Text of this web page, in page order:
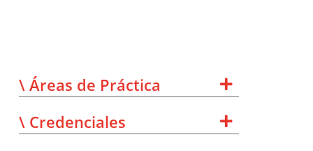
\ Áreas de Práctica
\ Credenciales